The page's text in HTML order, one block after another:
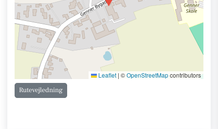
Leaflet | ©OpenStreetMapcontributors
Rutevejledning